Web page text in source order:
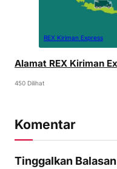
REX Kiriman Express
Alamat REX Kiriman
450 Dilihat
Komentar
Tinggalkan Balasan